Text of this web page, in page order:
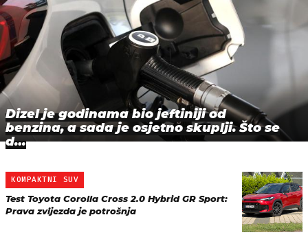
Dizel je godinama bio jeftiniji od
benzina, a sada je osjetno skuplji. Što se
d…
KOMPAKTNI SUV
Test Toyota Corolla Cross 2.0 Hybrid GR Sport:
Prava zvijezda je potrošnja